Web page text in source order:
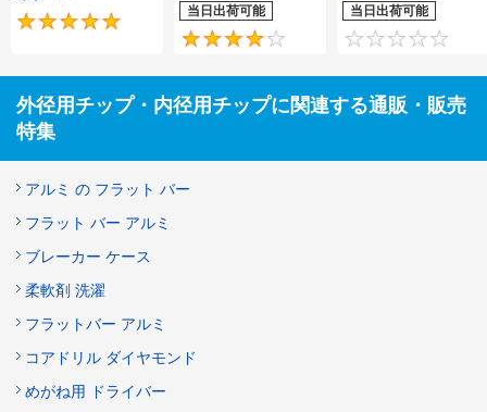
5
当日出荷可能
4
当日出荷可能
外径用チップ・内径用チップに関連する通販・販売
特集
アルミ の フラット バー
フラット バー アルミ
ブレーカー ケース
柔軟剤 洗濯
フラットバー アルミ
コアドリル ダイヤモンド
めがね用 ドライバー